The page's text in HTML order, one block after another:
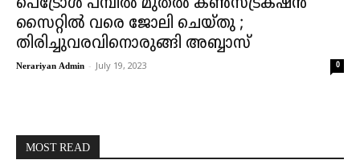
സൈറ്റിൽ വരെ ജോലി ചെയ്തു ;
തിരിച്ചുവരവിനൊരുങ്ങി അബ്ബാസ്
Nerariyan Admin - July 19, 2023 0
MOST READ